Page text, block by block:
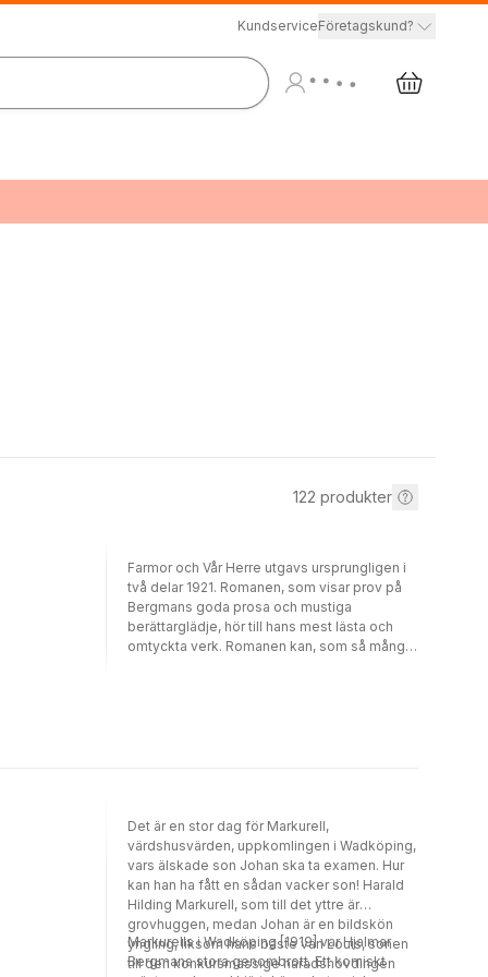
KundserviceFöretagskund?
122 produkter
Farmor och Vår Herre utgavs ursprungligen i
två delar 1921. Romanen, som visar prov på
Bergmans goda prosa och mustiga
berättarglädje, hör till hans mest lästa och
omtyckta verk. Romanen kan, som så många
resonerande samtal med Gud. I bokens
Borcks historia under en 60-årsperiod.
Bokens senare del kastar om perspektiven
något. Det är farmors 75-årsdag och hon ska
sälja Borckska gård- en. Hon möter sin
skingrade familj, som konfront- erar henne
och tvingar henne till nya insikter...
Det är en stor dag för Markurell,
värdshusvärden, uppkomlingen i Wadköping,
vars älskade son Johan ska ta examen. Hur
kan han ha fått en sådan vacker son! Harald
Hilding Markurell, som till det yttre är
grovhuggen, medan Johan är en bildskön
yngling, liksom hans bäste vän Louis, sonen
till den konkursmässige häradshövdingen
Markurells i Wadköping [1919] var Hjalmar
Bergmans stora genombrott. Ett komiskt